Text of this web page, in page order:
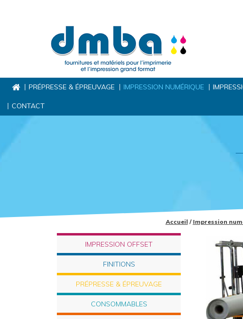
PRÉPRESSE & ÉPREUVAGE IMPRESSION NUMÉRIQUE
CONTACT
Accueil / Impression
IMPRESSION OFFSET
FINITIONS
PRÉPRESSE & ÉPREUVAGE
CONSOMMABLES